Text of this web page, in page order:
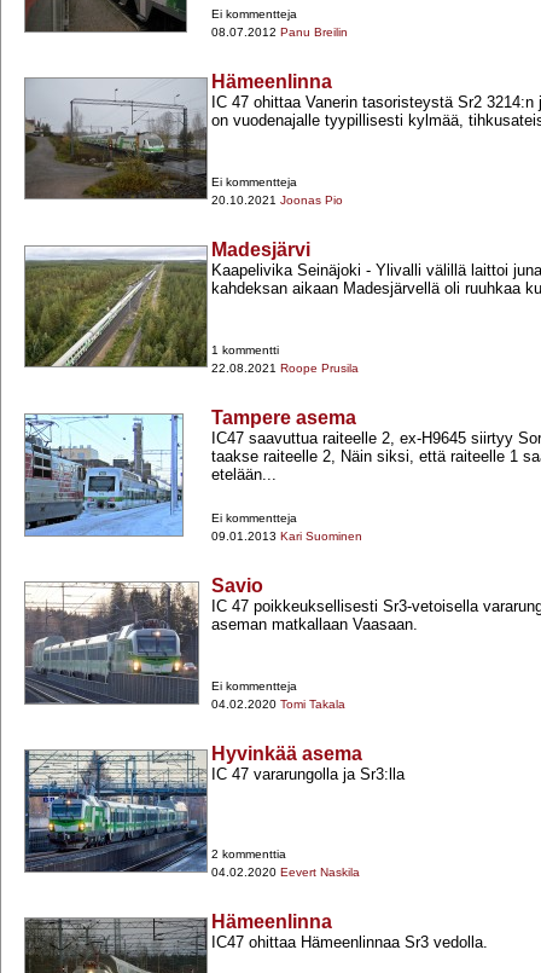
Ei kommentteja
08.07.2012 Panu Breilin
Hämeenlinna
IC 47 ohittaa Vanerin tasoristeystä Sr2 3214:n
on vuodenajalle tyypillisesti kylmää,
Ei kommentteja
20.10.2021 Joonas Pio
Madesjärvi
Kaapelivika Seinäjoki -​ Ylivalli välillä laittoi
kahdeksan aikaan Madesjärvellä oli ruuhkaa
1 kommentti
22.08.2021 Roope Prusila
Tampere asema
IC47 saavuttua raiteelle 2, ex-​H9645 siirtyy
taakse raiteelle 2, Näin siksi, että raiteelle 1
etelään...
Ei kommentteja
09.01.2013 Kari Suominen
Savio
IC 47 poikkeuksellisesti Sr3-​vetoisella
aseman matkallaan Vaasaan.
Ei kommentteja
04.02.2020 Tomi Takala
Hyvinkää asema
IC 47 vararungolla ja Sr3:lla
2 kommenttia
04.02.2020 Eevert Naskila
Hämeenlinna
IC47 ohittaa Hämeenlinnaa Sr3 vedolla.